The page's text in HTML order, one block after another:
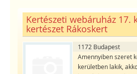
Kertészeti webáruház 17.
kertészet Rákoskert
1172 Budapest
Amennyiben szeret
kerületben lakik,